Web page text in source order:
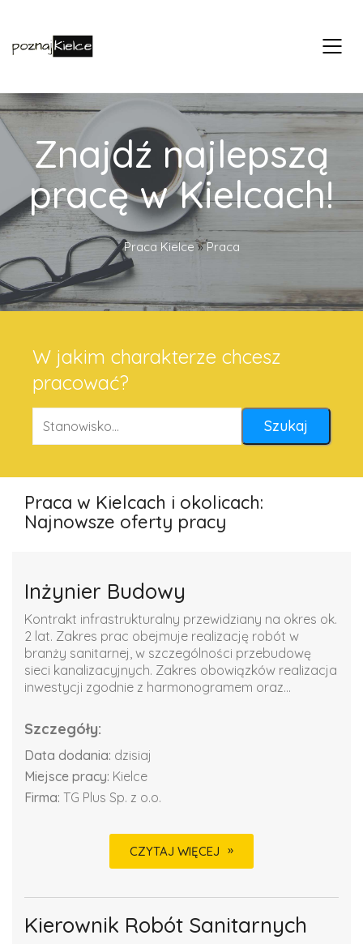
Znajdź najlepszą
pracę w Kielcach!
Praca Kielce»Praca
W jakim charakterze chcesz
pracować?
Praca w Kielcach i okolicach:
Najnowsze oferty pracy
Inżynier Budowy
Kontrakt infrastrukturalny przewidziany na okres ok.
2 lat. Zakres prac obejmuje realizację robót w
branży sanitarnej, w szczególności przebudowę
sieci kanalizacyjnych. Zakres obowiązków realizacja
inwestycji zgodnie z harmonogramem oraz...
Szczegóły:
Data dodania: dzisiaj
Miejsce pracy: Kielce
Firma: TG Plus Sp. z o.o.
CZYTAJ WIĘCEJ
Kierownik Robót Sanitarnych